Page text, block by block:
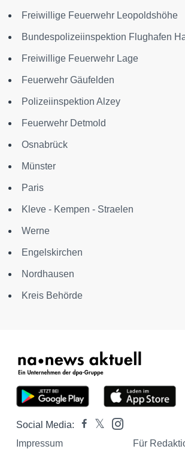
Freiwillige Feuerwehr Leopoldshöhe
Bundespolizeiinspektion Flughafen
Freiwillige Feuerwehr Lage
Feuerwehr Gäufelden
Polizeiinspektion Alzey
Feuerwehr Detmold
Osnabrück
Münster
Paris
Kleve - Kempen - Straelen
Werne
Engelskirchen
Nordhausen
Kreis Behörde
Social Media:
Impressum
Für